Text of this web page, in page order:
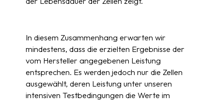
In diesem Zusammenhang erwarten wir
mindestens, dass die erzielten Ergebnisse der
vom Hersteller angegebenen Leistung
entsprechen. Es werden jedoch nur die Zellen
ausgewählt, deren Leistung unter unseren
intensiven Testbedingungen die Werte im